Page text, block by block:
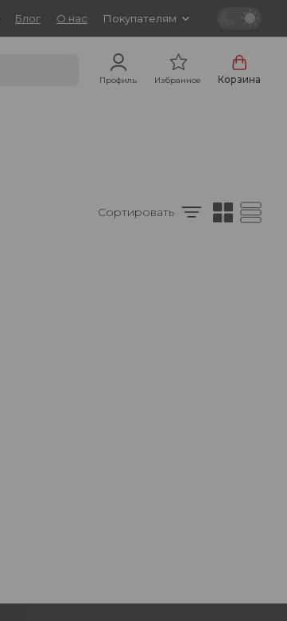
Блог О нас Покупателям
Профиль Избранное Корзина
Сортировать